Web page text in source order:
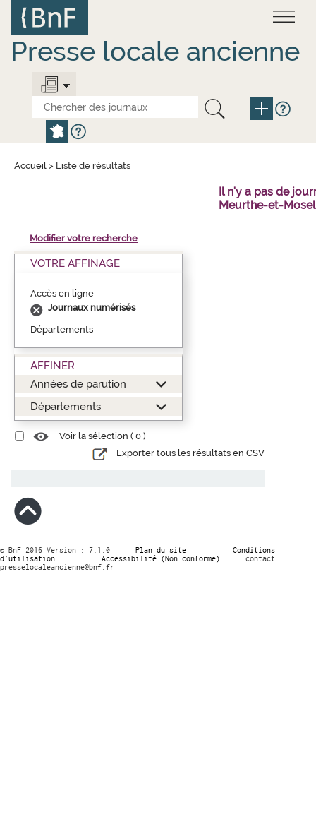
contenu
principal
Presse locale ancienne
Accueil > Liste de résultats
Il n'y a pas de
Meurthe-et-
Modifier votre recherche
VOTRE AFFINAGE
Accès en ligne
Journaux numérisés
Départements
AFFINER
Années de parution
Départements
Voir la sélection ( 0 )
Exporter tous les résultats en CSV
© BnF 2016 Version : 7.1.0 Plan du site
Conditions
d’utilisation
Accessibilité (Non conforme)
contact :
presselocaleancienne@bnf.fr
Panneau de gestion des cookies